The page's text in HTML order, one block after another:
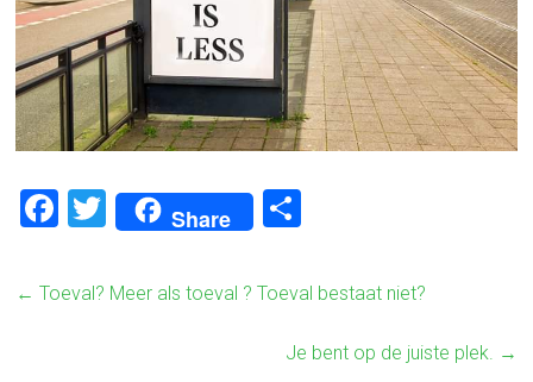
F
ce
T
wi
tt
Share
e
← Toeval? Meer als toeval ? Toeval bestaat niet?
Je bent op de juiste plek. →